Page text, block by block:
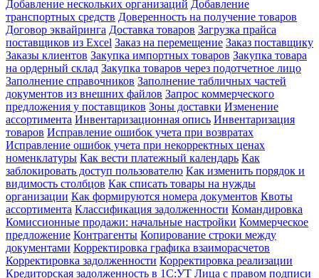
Добавление нескольких организаций Добавление
транспортных средств Доверенность на получение товаров
Договор эквайринга Доставка товаров Загрузка прайса
поставщиков из Excel Заказ на перемещение Заказ поставщику
Заказы клиентов Закупка импортных товаров Закупка товара
на ордерный склад Закупка товаров через подотчетное лицо
Заполнение справочников Заполнение табличных частей
документов из внешних файлов Запрос коммерческого
предложения у поставщиков Зоны доставки Изменение
ассортимента Инвентаризационная опись Инвентаризация
товаров Исправление ошибок учета при возвратах
Исправление ошибок учета при некорректных ценах
номенклатуры Как вести платежный календарь Как
заблокировать доступ пользователю Как изменить порядок и
видимость столбцов Как списать товары на нужды
организации Как формируются номера документов Квоты
ассортимента Классификация задолженности Командировка
Комиссионные продажи: начальные настройки Коммерческое
предложение Контрагенты Копирование строки между
документами Корректировка графика взаиморасчетов
Корректировка задолженности Корректировка реализации
Кредиторская задолженность в 1С:УТ Лица с правом подписи